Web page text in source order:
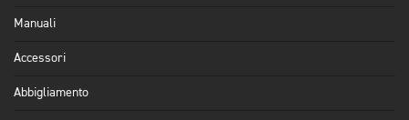
Manuali
Accessori
Abbigliamento